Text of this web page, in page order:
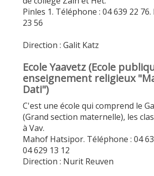
Pinles 1. Téléphone : 04 639 22 76.
23 56
Direction : Galit Katz
Ecole Yaavetz (Ecole
enseignement religieux
Dati")
C'est une école qui comprend le
(Grand section maternelle), les
à Vav.
Mahof Hatsipor. Téléphone : 04
04 629 13 12
Direction : Nurit Reuven